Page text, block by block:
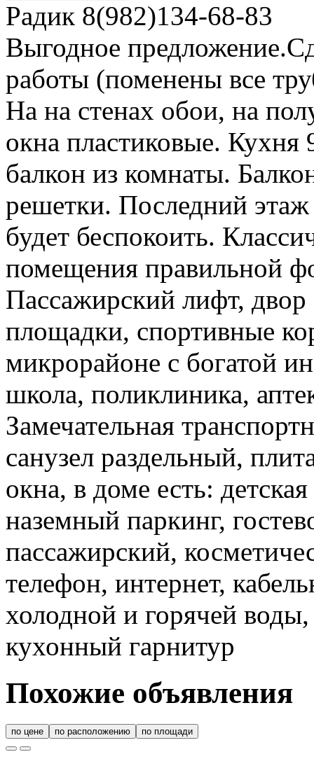
Радик 8(982)134-68-83
Выгодное
работы (поменены все
На на стенах обои, на
окна пластиковые. Кухня
балкон из комнаты.
решетки. Последний
будет беспокоить.
помещения правильной
Пассажирский лифт, двор
площадки, спортивные
микрорайоне с богатой
школа, поликлиника,
Замечательная
санузел раздельный,
окна, в доме есть:
наземный паркинг,
пассажирский,
телефон, интернет,
холодной и горячей
кухонный гарнитур
Похожие объявления
по цене по расположению по площади